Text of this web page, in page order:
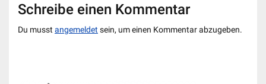
Schreibe einen Kommentar
Du musst angemeldet sein, um einen Kommentar abzugeben.